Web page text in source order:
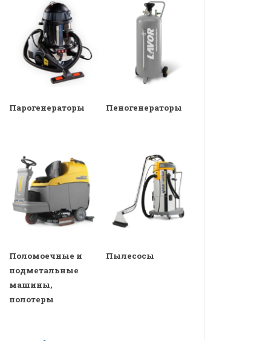
Парогенераторы Пеногенераторы
Поломоечные и
подметальные
машины,
полотеры
Пылесосы